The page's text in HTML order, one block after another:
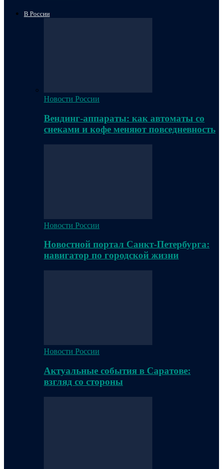
В России
Новости России
Вендинг-аппараты: как автоматы со
снеками и кофе меняют повседневность
Новости России
Новостной портал Санкт-Петербурга:
навигатор по городской жизни
Новости России
Актуальные события в Саратове:
взгляд со стороны